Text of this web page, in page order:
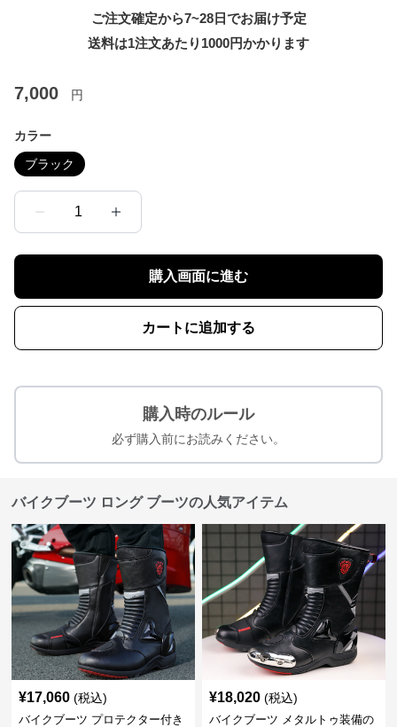
ご注文確定から7~28日でお届け予定
送料は1注文あたり 1000円かかります
7,000 円
カラー
ブラック
1
購入画面に進む
カートに追加する
購入時のルール
必ず購入前にお読みください。
バイクブーツ ロング ブーツの人気アイテム
¥17,060 (税込)
バイクブーツ プロテクター付き
¥18,020 (税込)
バイクブーツ メタルトゥ装備の